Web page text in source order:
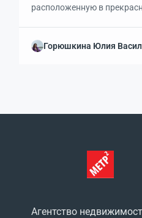
расположенную в
парки для отдыха, а также
Горюшкина Юлия
Агентство